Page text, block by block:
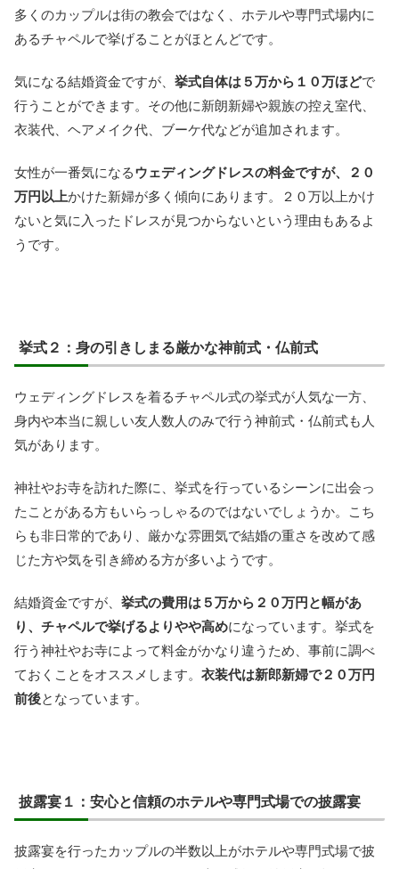
多くのカップルは街の教会ではなく、ホテルや専門式場内に
あるチャペルで挙げることがほとんどです。
気になる結婚資金ですが、 挙式自体は５万から１０万ほどで
行うことができます。その他に新朗新婦や親族の控え室代、
衣装代、ヘアメイク代、ブーケ代などが追加されます。
女性が一番気になるウェディングドレスの料金ですが、２０
万円以上かけた新婦が多く傾向にあります。２０万以上かけ
ないと気に入ったドレスが見つからないという理由もあるよ
うです。
挙式２：身の引きしまる厳かな神前式・仏前式
ウェディングドレスを着るチャペル式の挙式が人気な一方、
身内や本当に親しい友人数人のみで行う神前式・仏前式も人
気があります。
神社やお寺を訪れた際に、挙式を行っているシーンに出会っ
たことがある方もいらっしゃるのではないでしょうか。こち
らも非日常的であり、厳かな雰囲気で結婚の重さを改めて感
じた方や気を引き締める方が多いようです。
結婚資金ですが、 挙式の費用は５万から２０万円と幅があ
り、チャペルで挙げるよりやや高めになっています。挙式を
行う神社やお寺によって料金がかなり違うため、事前に調べ
ておくことをオススメします。 衣装代は新郎新婦で２０万円
前後となっています。
披露宴１：安心と信頼のホテルや専門式場での披露宴
披露宴を行ったカップルの半数以上がホテルや専門式場で披